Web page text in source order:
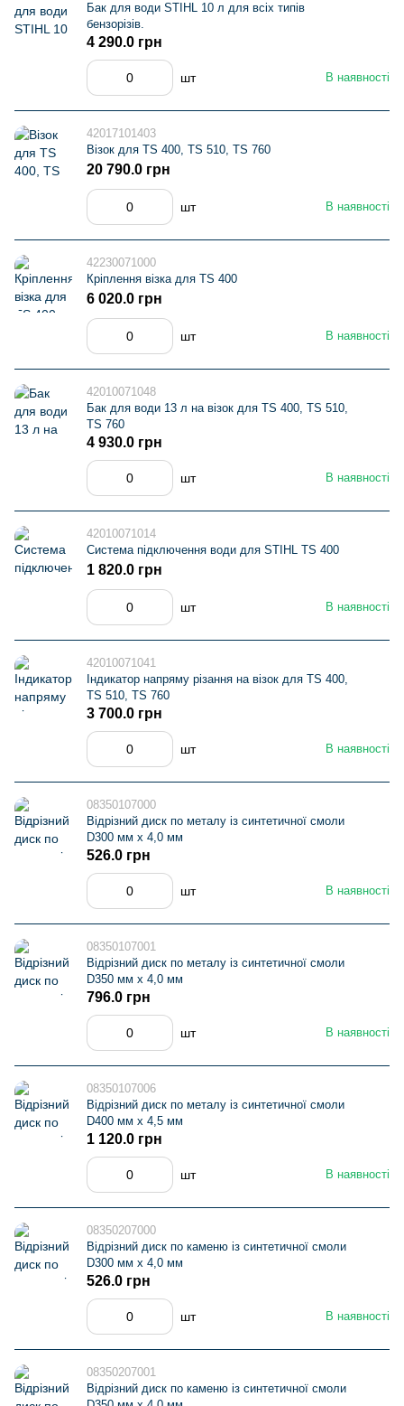
Бак для води STIHL 10 л для всіх типів
бензорізів.
В наявності
4 290.0 грн
шт
42017101403
Візок для TS 400, TS 510, TS 760
В наявності
20 790.0 грн
шт
42230071000
Кріплення візка для TS 400
В наявності
6 020.0 грн
шт
42010071048
Бак для води 13 л на візок для TS 400, TS 510,
TS 760
В наявності
4 930.0 грн
шт
42010071014
Система підключення води для STIHL TS 400
В наявності
1 820.0 грн
шт
42010071041
Індикатор напряму різання на візок для TS 400,
TS 510, TS 760
В наявності
3 700.0 грн
шт
08350107000
Відрізний диск по металу із синтетичної смоли
D300 мм х 4,0 мм
В наявності
526.0 грн
шт
08350107001
Відрізний диск по металу із синтетичної смоли
D350 мм х 4,0 мм
В наявності
796.0 грн
шт
08350107006
Відрізний диск по металу із синтетичної смоли
D400 мм х 4,5 мм
В наявності
1 120.0 грн
шт
08350207000
Відрізний диск по каменю із синтетичної смоли
D300 мм х 4,0 мм
В наявності
526.0 грн
шт
08350207001
Відрізний диск по каменю із синтетичної смоли